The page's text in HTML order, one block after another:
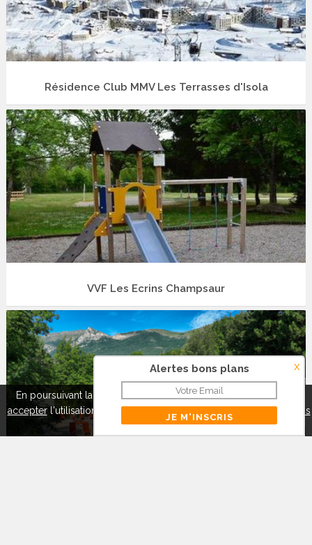
Alertes bons plans x
Résidence Club MMV Les Terrasses d'Isola
VVF Les Ecrins Champsaur
En poursuivant la navigation sur ce site, vous pouvez
accepterl'utilisation de cookies pour mieux vous servir.
A propos
des cookies
Fermer